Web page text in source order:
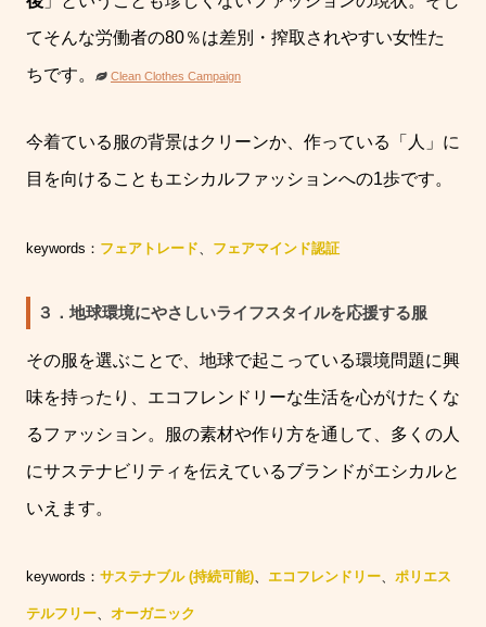
てそんな労働者の80％は差別・搾取されやすい女性た
ちです。
Clean Clothes Campaign
今着ている服の背景はクリーンか、作っている「人」に
目を向けることもエシカルファッションへの1歩です。
keywords： フェアトレード フェアマインド認証
３．地球環境にやさしいライフスタイルを応援する服
その服を選ぶことで、地球で起こっている環境問題に興
味を持ったり、エコフレンドリーな生活を心がけたくな
るファッション。服の素材や作り方を通して、多くの人
にサステナビリティを伝えているブランドがエシカルと
いえます。
keywords： サステナブル(持続可能)、 エコフレンドリー、 ポリエス
テルフリー、 オーガニック